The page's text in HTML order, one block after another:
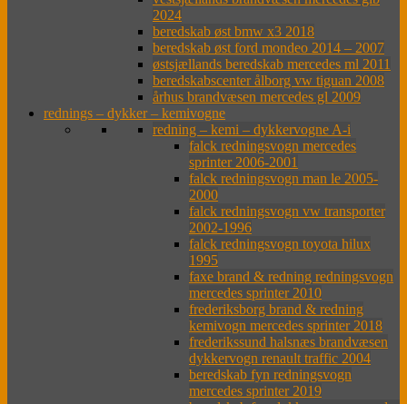
2024
beredskab øst bmw x3 2018
beredskab øst ford mondeo 2014 – 2007
østsjællands beredskab mercedes ml 2011
beredskabscenter ålborg vw tiguan 2008
århus brandvæsen mercedes gl 2009
rednings – dykker – kemivogne
redning – kemi – dykkervogne A-i
falck redningsvogn mercedes
sprinter 2006-2001
falck redningsvogn man le 2005-
2000
falck redningsvogn vw transporter
2002-1996
falck redningsvogn toyota hilux
1995
faxe brand & redning redningsvogn
mercedes sprinter 2010
frederiksborg brand & redning
kemivogn mercedes sprinter 2018
frederikssund halsnæs brandvæsen
dykkervogn renault traffic 2004
beredskab fyn redningsvogn
mercedes sprinter 2019